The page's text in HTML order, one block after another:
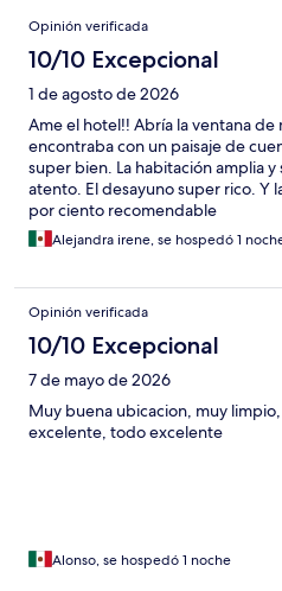
Opiniones
Opinión verificada
10/10 Excepcional
1 de agosto de 2026
Ame el hotel!! Abría la ventana de
encontraba con un paisaje de
super bien. La habitación amplia
atento. El desayuno super rico. Y
por ciento recomendable
Alejandra irene, se hospedó 1
Opinión verificada
10/10 Excepcional
7 de mayo de 2026
Muy buena ubicacion, muy
excelente, todo excelente
Alonso, se hospedó 1 noche